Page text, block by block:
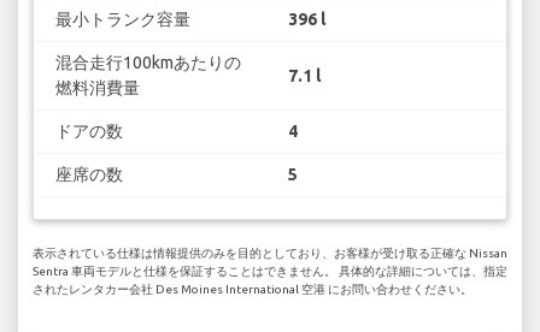
最小トランク容量 396 l
混合走行100kmあたりの
燃料消費量
7.1 l
ドアの数 4
座席の数 5
表示されている仕様は情報提供のみを目的としており、お客様が受け取る正確な Nissan
Sentra 車両モデルと仕様を保証することはできません。 具体的な詳細については、指定
されたレンタカー会社 Des Moines International 空港 にお問い合わせください。